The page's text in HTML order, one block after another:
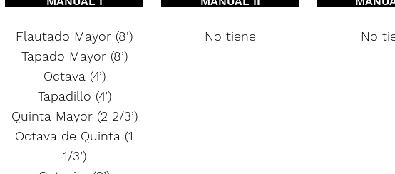
Flautado Mayor (8’)
Tapado Mayor (8’)
Octava (4’)
Tapadillo (4’)
Quinta Mayor (2 2/3’)
Octava de Quinta (1
1/3’)
No tiene No